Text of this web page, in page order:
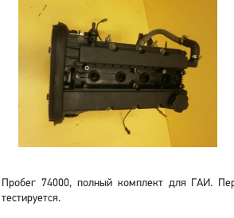
Пробег 74000, полный комплект для ГАИ.
тестируется.